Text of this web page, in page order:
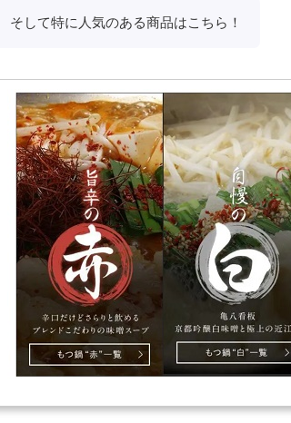
そして特に人気のある商品はこちら！